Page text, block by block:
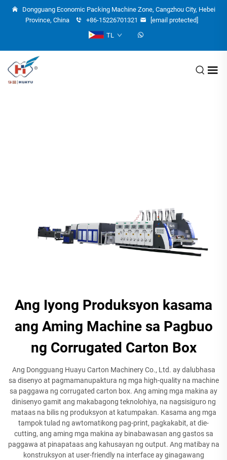
Dongguang Economic Packing Machine Zone, Cangzhou City, Hebei
Province, China
+86-15226701321
[email protected]
TL
Ang Iyong Produksyon kasama
ang Aming Machine sa Pagbuo
ng Corrugated Carton Box
Ang Dongguang Huayu Carton Machinery Co., Ltd. ay dalubhasa
sa disenyo at pagmamanupaktura ng mga high-quality na machine
sa paggawa ng corrugated carton box. Ang aming mga makina ay
dinisenyo gamit ang makabagong teknolohiya, na nagsisiguro ng
mataas na bilis ng produksyon at katumpakan. Kasama ang mga
tampok tulad ng awtomatikong pag-print, pagkakabit, at die-
cutting, ang aming mga makina ay binabawasan ang gastos sa
paggawa at pinapataas ang kahusayan ng output. Ang matibay na
konstruksyon at user-friendly na interface ay ginagawang